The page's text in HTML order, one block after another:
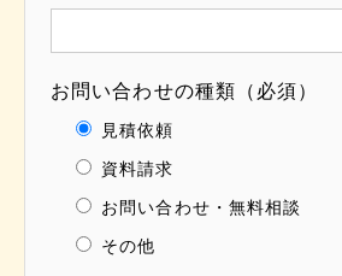
お問い合わせの種類（必須）
見積依頼
資料請求
お問い合わせ・無料相談
その他